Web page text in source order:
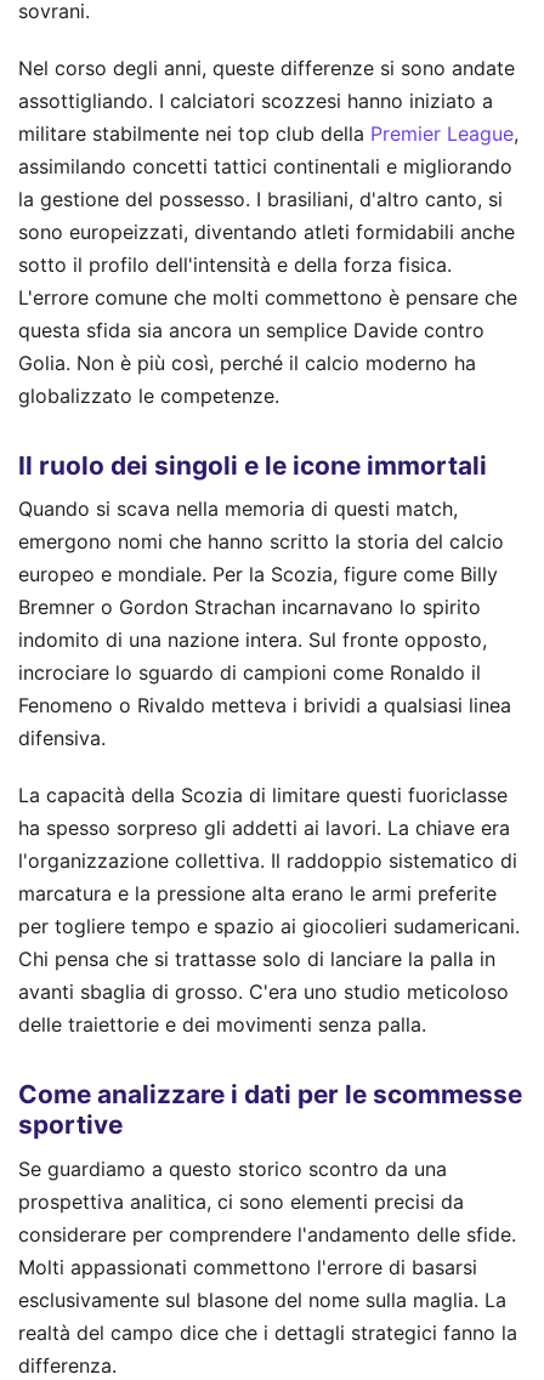
sovrani.
Nel corso degli anni, queste differenze si sono andate
assottigliando. I calciatori scozzesi hanno iniziato a
militare stabilmente nei top club della Premier League,
assimilando concetti tattici continentali e migliorando
la gestione del possesso. I brasiliani, d'altro canto, si
sono europeizzati, diventando atleti formidabili anche
sotto il profilo dell'intensità e della forza fisica.
L'errore comune che molti commettono è pensare che
questa sfida sia ancora un semplice Davide contro
Golia. Non è più così, perché il calcio moderno ha
globalizzato le competenze.
Il ruolo dei singoli e le icone immortali
Quando si scava nella memoria di questi match,
emergono nomi che hanno scritto la storia del calcio
europeo e mondiale. Per la Scozia, figure come Billy
Bremner o Gordon Strachan incarnavano lo spirito
indomito di una nazione intera. Sul fronte opposto,
incrociare lo sguardo di campioni come Ronaldo il
Fenomeno o Rivaldo metteva i brividi a qualsiasi linea
difensiva.
La capacità della Scozia di limitare questi fuoriclasse
ha spesso sorpreso gli addetti ai lavori. La chiave era
l'organizzazione collettiva. Il raddoppio sistematico di
marcatura e la pressione alta erano le armi preferite
per togliere tempo e spazio ai giocolieri sudamericani.
Chi pensa che si trattasse solo di lanciare la palla in
avanti sbaglia di grosso. C'era uno studio meticoloso
delle traiettorie e dei movimenti senza palla.
Come analizzare i dati per le scommesse
sportive
Se guardiamo a questo storico scontro da una
prospettiva analitica, ci sono elementi precisi da
considerare per comprendere l'andamento delle sfide.
Molti appassionati commettono l'errore di basarsi
esclusivamente sul blasone del nome sulla maglia. La
realtà del campo dice che i dettagli strategici fanno la
differenza.